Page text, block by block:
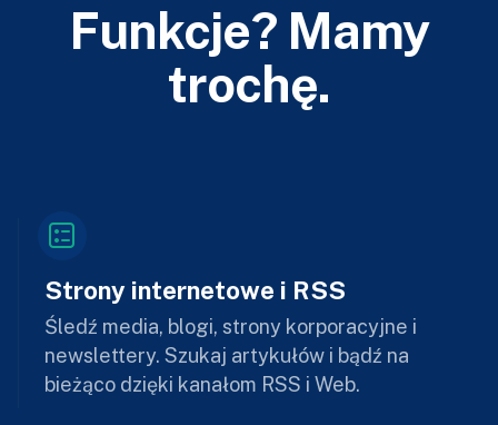
Funkcje? Mamy
trochę.
Strony internetowe i RSS
Śledź media, blogi, strony korporacyjne i
newslettery. Szukaj artykułów i bądź na
bieżąco dzięki kanałom RSS i Web.